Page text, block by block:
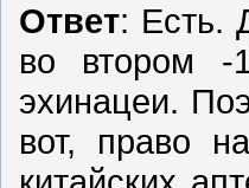
Ответ: Есть.
во втором -
эхинацеи.
вот, право